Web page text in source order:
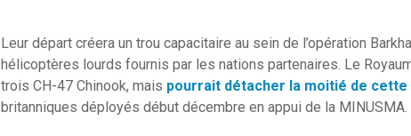
Leur départ créera un trou capacitaire au sein de l’opération
hélicoptères lourds fournis par les nations partenaires. Le
trois CH-47 Chinook, mais pourrait détacher la moitié de cette
britanniques déployés début décembre en appui de la MINUSMA.